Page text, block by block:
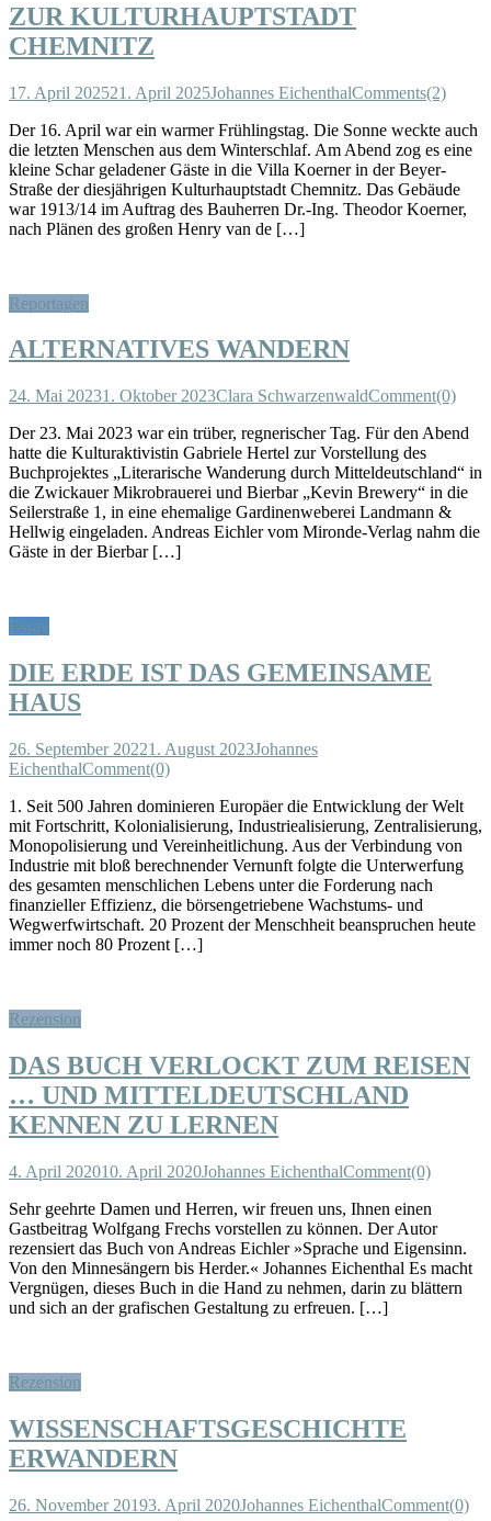
ZUR KULTURHAUPTSTADT
CHEMNITZ
17. April 202521. April 2025Johannes EichenthalComments(2)
Der 16. April war ein warmer Frühlingstag. Die Sonne weckte auch
die letzten Menschen aus dem Winterschlaf. Am Abend zog es eine
kleine Schar geladener Gäste in die Villa Koerner in der Beyer-
Straße der diesjährigen Kulturhauptstadt Chemnitz. Das Gebäude
war 1913/14 im Auftrag des Bauherren Dr.-Ing. Theodor Koerner,
nach Plänen des großen Henry van de […]
Reportagen
ALTERNATIVES WANDERN
24. Mai 20231. Oktober 2023Clara SchwarzenwaldComment(0)
Der 23. Mai 2023 war ein trüber, regnerischer Tag. Für den Abend
hatte die Kulturaktivistin Gabriele Hertel zur Vorstellung des
Buchprojektes „Literarische Wanderung durch Mitteldeutschland“ in
die Zwickauer Mikrobrauerei und Bierbar „Kevin Brewery“ in die
Seilerstraße 1, in eine ehemalige Gardinenweberei Landmann &
Hellwig eingeladen. Andreas Eichler vom Mironde-Verlag nahm die
Gäste in der Bierbar […]
Essay
DIE ERDE IST DAS GEMEINSAME
HAUS
26. September 20221. August 2023Johannes
EichenthalComment(0)
1. Seit 500 Jahren dominieren Europäer die Entwicklung der Welt
mit Fortschritt, Kolonialisierung, Industriealisierung, Zentralisierung,
Monopolisierung und Vereinheitlichung. Aus der Verbindung von
Industrie mit bloß berechnender Vernunft folgte die Unterwerfung
des gesamten menschlichen Lebens unter die Forderung nach
finanzieller Effizienz, die börsengetriebene Wachstums- und
Wegwerfwirtschaft. 20 Prozent der Menschheit beanspruchen heute
immer noch 80 Prozent […]
Rezension
DAS BUCH VERLOCKT ZUM REISEN
… UND MITTELDEUTSCHLAND
KENNEN ZU LERNEN
4. April 202010. April 2020Johannes EichenthalComment(0)
Sehr geehrte Damen und Herren, wir freuen uns, Ihnen einen
Gastbeitrag Wolfgang Frechs vorstellen zu können. Der Autor
rezensiert das Buch von Andreas Eichler »Sprache und Eigensinn.
Von den Minnesängern bis Herder.« Johannes Eichenthal Es macht
Vergnügen, dieses Buch in die Hand zu nehmen, darin zu blättern
und sich an der grafischen Gestaltung zu erfreuen. […]
Rezension
WISSENSCHAFTSGESCHICHTE
ERWANDERN
26. November 20193. April 2020Johannes EichenthalComment(0)